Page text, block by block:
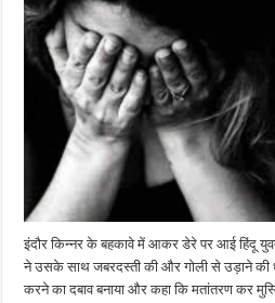
का
आरोप,
पुलिस
ने
की
जांच
इंदौर किन्नर के बहकावे में आकर डेरे पर आई हिंदू
ने उसके साथ जबरदस्ती की और गोली से उड़ाने की
करने का दबाव बनाया और कहा कि मतांतरण कर